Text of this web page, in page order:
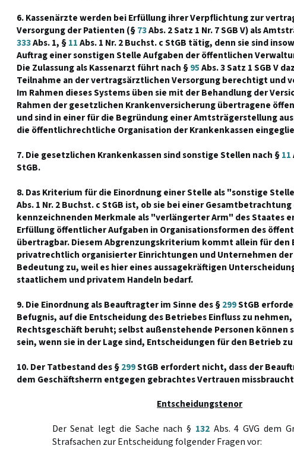
6. Kassenärzte werden bei Erfüllung ihrer Verpflichtung zur
Versorgung der Patienten (§73Abs. 2 Satz 1 Nr. 7 SGB V) als
333Abs. 1, §11Abs. 1 Nr. 2 Buchst. c StGB tätig, denn sie sind
Auftrag einer sonstigen Stelle Aufgaben der öffentlichen
Die Zulassung als Kassenarzt führt nach §95Abs. 3 Satz 1 SGB V
Teilnahme an der vertragsärztlichen Versorgung berechtigt und
Im Rahmen dieses Systems üben sie mit der Behandlung der
Rahmen der gesetzlichen Krankenversicherung übertragene
und sind in einer für die Begründung einer Amtsträgerstellung
die öffentlichrechtliche Organisation der Krankenkassen
7. Die gesetzlichen Krankenkassen sind sonstige Stellen nach §11
StGB.
8. Das Kriterium für die Einordnung einer Stelle als "sonstige
Abs. 1 Nr. 2 Buchst. c StGB ist, ob sie bei einer Gesamtbetrachtung
kennzeichnenden Merkmale als "verlängerter Arm" des Staates
Erfüllung öffentlicher Aufgaben in Organisationsformen des
übertragbar. Diesem Abgrenzungskriterium kommt allein für
privatrechtlich organisierter Einrichtungen und Unternehmen
Bedeutung zu, weil es hier eines aussagekräftigen
staatlichem und privatem Handeln bedarf.
9. Die Einordnung als Beauftragter im Sinne des §299StGB
Befugnis, auf die Entscheidung des Betriebes Einfluss zu
Rechtsgeschäft beruht; selbst außenstehende Personen können
sein, wenn sie in der Lage sind, Entscheidungen für den Betrieb
10. Der Tatbestand des §299StGB erfordert nicht, dass der
dem Geschäftsherrn entgegen gebrachtes Vertrauen
Entscheidungstenor
Der Senat legt die Sache nach § 132Abs. 4 GVG dem
Strafsachen zur Entscheidung folgender Fragen vor: